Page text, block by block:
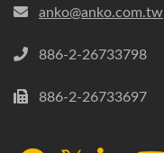
anko@anko.com.tw
886-2-26733798
886-2-26733697